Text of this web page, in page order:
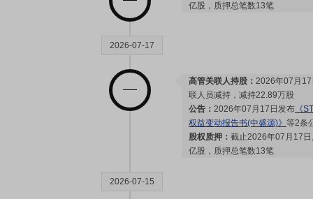
亿股，质押总笔数13笔
2026-07-17
高管关联人持股： 2026年07月
联人员减持，减持22.89万股
公告： 2026年07月17日发布 《
权益变动报告书(中盛源)》 等2条
股权质押： 截止2026年07月17
亿股，质押总笔数13笔
2026-07-15